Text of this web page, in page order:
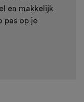
en makkelijk
pas op je